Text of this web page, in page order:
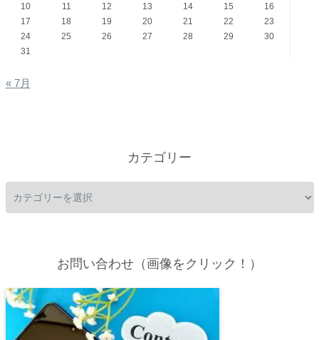
10
11 12 13 14 15
16
17
18 19 20 21 22
23
24
25 26 27 28 29
30
31
« 7月
カテゴリー
お問い合わせ（画像をクリック！）